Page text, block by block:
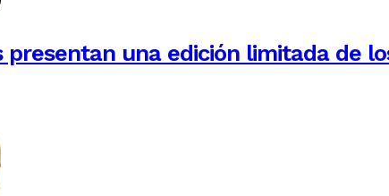
presentan una edición limitada de